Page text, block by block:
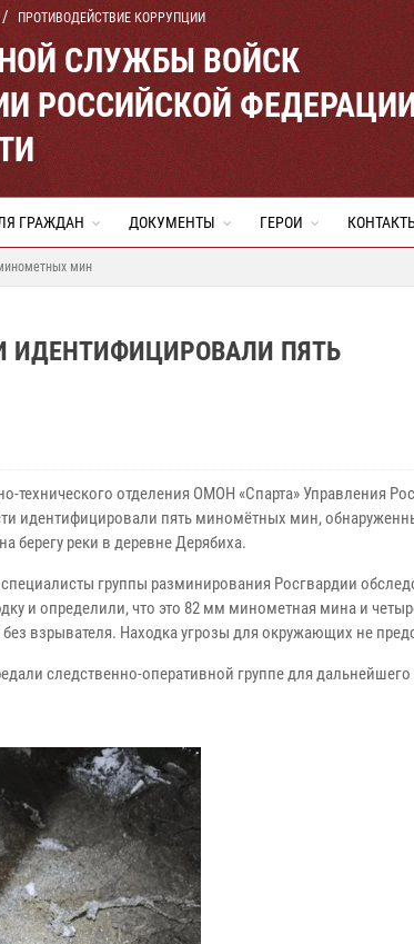
ПРОТИВОДЕЙСТВИЕ КОРРУПЦИИ
СЛУЖБЫ ВОЙСК
РОССИЙСКОЙ
ГРАЖДАН ДОКУМЕНТЫ ГЕРОИ
мин
ИДЕНТИФИЦИРОВАЛИ ПЯТЬ
технического отделения ОМОН «Спарта» Управления
идентифицировали пять миномётных мин,
берегу реки в деревне Дерябиха.
группы разминирования Росгвардии
и определили, что это 82 мм минометная мина и
взрывателя. Находка угрозы для окружающих не
следственно-оперативной группе для дальнейшего